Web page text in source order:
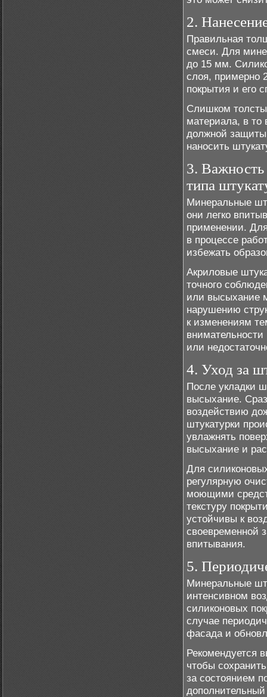
2.
Правильная
смеси. Для
до 15 мм.
слоя, примерно
покрытия и его
Слишком
материала, в то
должной
наносить
3. Важность
типа
Минеральные
они легко
применении.
в процессе
избежать
Акриловые
точного
или высыхание
нарушению
к изменениям
или
4. Уход за
После укладки
высыхание.
воздействию
штукатурки
увлажнять
высыхание и
Для
регулярную
моющими
текстуру
устойчивы к
своевременной
впитывания.
5.
Минеральные
интенсивном
силиконовых
случае
фасада и
Рекомендуется
чтобы
за состоянием